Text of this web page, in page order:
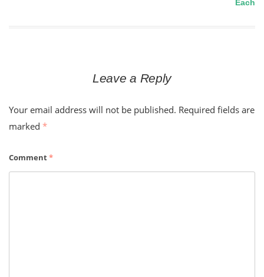
Each
Leave a Reply
Your email address will not be published. Required fields are
marked *
Comment*